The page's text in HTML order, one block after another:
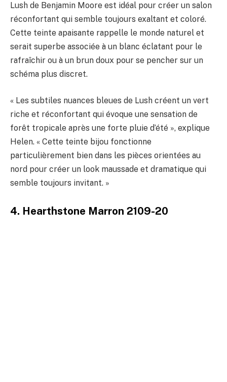
Lush de Benjamin Moore est idéal pour créer un salon
réconfortant qui semble toujours exaltant et coloré.
Cette teinte apaisante rappelle le monde naturel et
serait superbe associée à un blanc éclatant pour le
rafraîchir ou à un brun doux pour se pencher sur un
schéma plus discret.
« Les subtiles nuances bleues de Lush créent un vert
riche et réconfortant qui évoque une sensation de
forêt tropicale après une forte pluie d’été », explique
Helen. « Cette teinte bijou fonctionne
particulièrement bien dans les pièces orientées au
nord pour créer un look maussade et dramatique qui
semble toujours invitant. »
4. Hearthstone Marron 2109-20